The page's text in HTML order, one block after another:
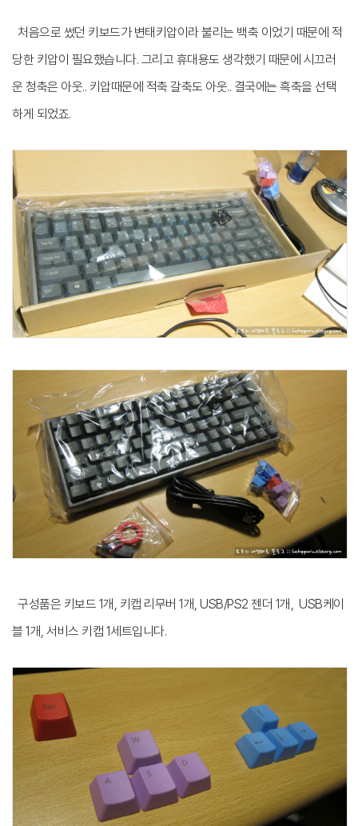
처음으로 썼던 키보드가 변태키압이라 불리는 백축 이었기 때문에 적
당한 키압이 필요했습니다. 그리고 휴대용도 생각했기 때문에 시끄러
운 청축은 아웃.. 키압때문에 적축 갈축도 아웃.. 결국에는 흑축을 선택
하게 되었죠.
구성품은 키보드 1개, 키캡 리무버 1개, USB/PS2 젠더 1개, USB케이
블 1개, 서비스 키캡 1세트입니다.